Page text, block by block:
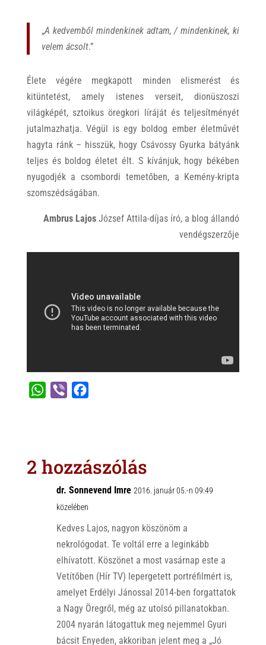
„A kedvemből mindenkinek adtam, / mindenkinek, ki
velem ácsolt.”
Élete végére megkapott minden elismerést és
kitüntetést, amely istenes verseit, dionüszoszi
világképét, sztoikus öregkori líráját és teljesítményét
jutalmazhatja. Végül is egy boldog ember életművét
hagyta ránk – hisszük, hogy Csávossy Gyurka bátyánk
teljes és boldog életet élt. S kívánjuk, hogy békében
nyugodjék a csombordi temetőben, a Kemény-kripta
szomszédságában.
Ambrus Lajos József Attila-díjas író, a blog állandó
vendégszerzője
A
o
o
2 hozzászólás
dr. Sonnevend Imre 2016. január 05.-n 09:49
közelében
Kedves Lajos, nagyon köszönöm a
nekrológodat. Te voltál erre a leginkább
elhívatott. Köszönet a most vasárnap este a
Vetítőben (Hír TV) lepergetett portréfilmért is,
amelyet Erdélyi Jánossal 2014-ben forgattatok
a Nagy Öregről, még az utolsó pillanatokban.
2004 nyarán látogattuk meg nejemmel Gyuri
bácsit Enyeden, akkoriban jelent meg a „Jó